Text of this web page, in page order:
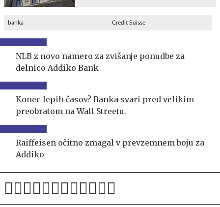
banka Credit Suisse
NLB z novo namero za zvišanje ponudbe za
delnico Addiko Bank
Konec lepih časov? Banka svari pred velikim
preobratom na Wall Streetu.
Raiffeisen očitno zmagal v prevzemnem boju za
Addiko